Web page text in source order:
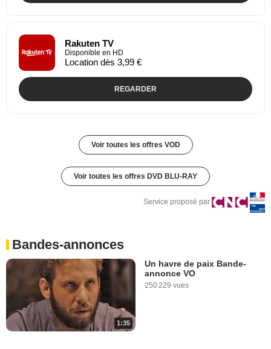
Rakuten TV
Disponible en HD
Location dès 3,99 €
REGARDER
Voir toutes les offres VOD
Voir toutes les offres DVD BLU-RAY
Service proposé par
Bandes-annonces
1:35
Un havre de paix Bande-
annonce VO
250 229 vues